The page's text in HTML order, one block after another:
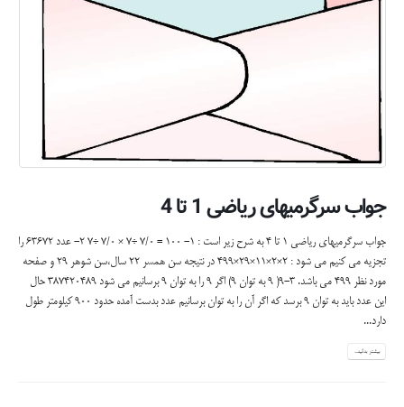
جواب سرگرمیهای ریاضی 1 تا 4
جواب سرگرمیهای ریاضی 1 تا 4 به شرح زیر است : 1- 100 = 7/0 ÷7 × 7/0 ÷7 2- عدد 63672 را
تجزیه می کنیم می شود : 2×2×11×29×499 در نتیجه سن همسر 22 سال،سن شوهر 29 و صفحه
مورد نظر 499 می باشد. 3-9( 9 به توان 9) اگر 9 را به توان 9 برسانیم می شود 387420489 حال
این عدد باید به توان 9 برسد که اگر آن را به توان برسانیم عدد بدست آمده حدود 900 کیلومتر طول
دارد...
بیشتر بدانید...